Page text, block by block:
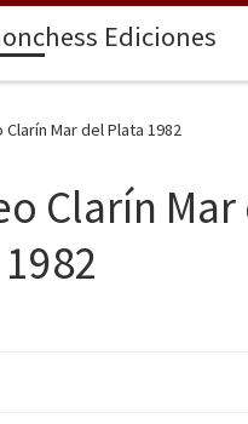
Ediciones
Clarín Mar del Plata 1982
Clarín